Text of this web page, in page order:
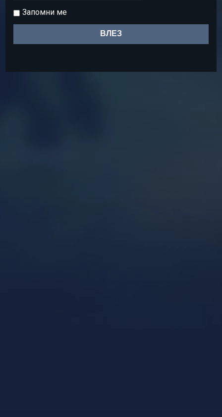
Запомни ме